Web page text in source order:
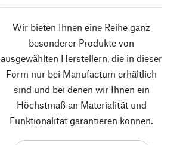
Wir bieten Ihnen eine Reihe ganz
besonderer Produkte von
ausgewählten Herstellern, die in dieser
Form nur bei Manufactum erhältlich
sind und bei denen wir Ihnen ein
Höchstmaß an Materialität und
Funktionalität garantieren können.